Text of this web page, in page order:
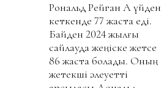
Рональд Рейган Ақ үйден
кеткенде 77 жаста еді.
Байден 2024 жылғы
сайлауда жеңіске жетсе
86 жаста болады. Оның
жетекші әлеуетті